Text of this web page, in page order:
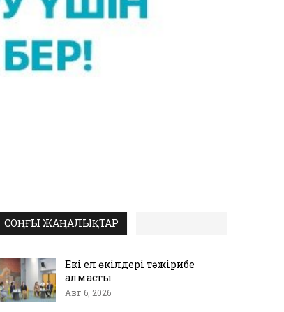
СОҢҒЫ ЖАҢАЛЫҚТАР
Екі ел өкілдері тәжірибе
алмасты
Авг 6, 2026